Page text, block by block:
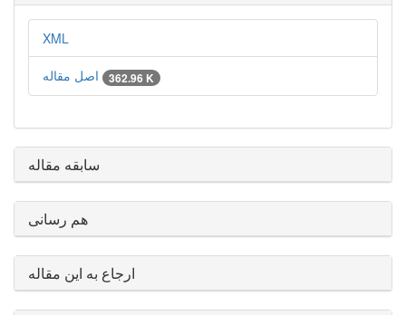
XML
362.96 K
سابقه مقاله
هم رسانی
ارجاع به این مقاله